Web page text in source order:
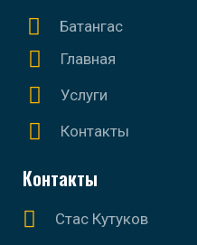
Батангас
Главная
Услуги
Контакты
Контакты
Стас Кутуков